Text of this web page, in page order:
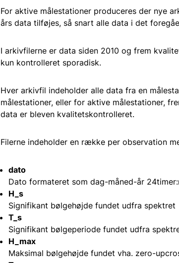
For aktive målestationer produceres der nye
års data tilføjes, så snart alle data i det
I arkivfilerne er data siden 2010 og frem
kun kontrolleret sporadisk.
Hver arkivfil indeholder alle data fra en
målestationer, eller for aktive målestationer,
data er bleven kvalitetskontrolleret.
Filerne indeholder en række per observation
dato
Dato formateret som dag-måned-år
H_s
Signifikant bølgehøjde fundet udfra spektret
T_s
Signifikant bølgeperiode fundet udfra
H_max
Maksimal bølgehøjde fundet vha. zero-